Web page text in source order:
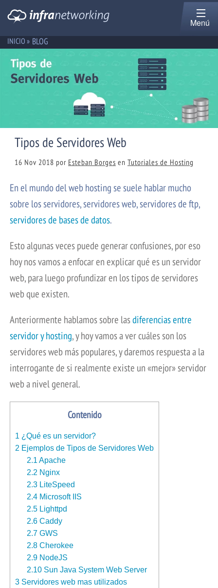
Menú
INICIO » BLOG
Tipos de Servidores Web
16 Nov 2018 por Esteban Borges en Tutoriales de Hosting
En el mundo del web hosting se suele hablar mucho
sobre los servidores, servidores web, servidores de ftp,
servidores de bases de datos.
Esto algunas veces puede generar confusiones, por eso
hoy nos vamos a enfocar en explicar qué es un servidor
web, para luego profundizar en los tipos de servidores
web que existen.
Anteriormente hablamos sobre lasdiferencias entre
servidor y hosting, y hoy vamos a ver cuáles son los
servidores web más populares, y daremos respuesta a la
interrogante de si realmente existe un «mejor» servidor
web a nivel general.
Contenido
1 ¿Qué es un servidor?
2 Ejemplos de Tipos de Servidores Web
2.1 Apache
2.2 Nginx
2.3 LiteSpeed
2.4 Microsoft IIS
2.5 Lighttpd
2.6 Caddy
2.7 GWS
2.8 Cherokee
2.9 NodeJS
2.10 Sun Java System Web Server
3 Servidores web mas utilizados